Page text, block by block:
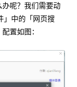
呢？我们需要动
」中的「网页搜
置如图：